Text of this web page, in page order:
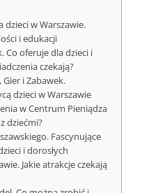
dzieci w Warszawie.
i edukacji
Co oferuje dla dzieci i
czekają?
i Zabawek.
dzieci w Warszawie
w Centrum Pieniądza
dziećmi?
Fascynujące
i dorosłych
Jakie atrakcje czekają